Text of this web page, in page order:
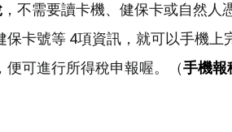
，不需要讀卡機、健保卡或自然
卡號等 4項資訊，就可以手機上
便可進行所得稅申報喔。（手機報